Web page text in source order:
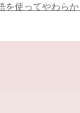
を使ってやわら